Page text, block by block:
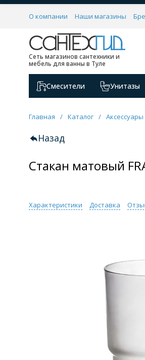
О компании Наши магазины
Сеть магазинов сантехники и
мебель для ванны в Туле
Смесители Унитазы
Главная / Каталог /
Назад
Стакан матовый
Характеристики Доставка